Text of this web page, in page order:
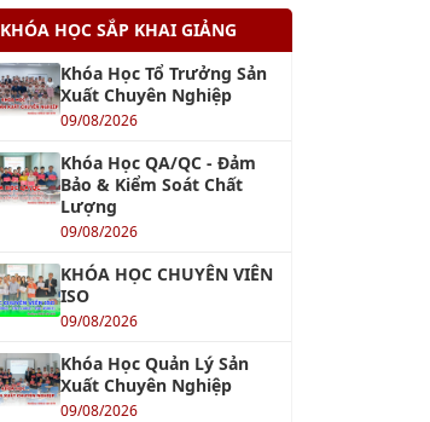
KHÓA HỌC SẮP KHAI GIẢNG
Khóa Học Tổ Trưởng Sản
Xuất Chuyên Nghiệp
09/08/2026
Khóa Học QA/QC - Đảm
Bảo & Kiểm Soát Chất
Lượng
09/08/2026
KHÓA HỌC CHUYÊN VIÊN
ISO
09/08/2026
Khóa Học Quản Lý Sản
Xuất Chuyên Nghiệp
09/08/2026